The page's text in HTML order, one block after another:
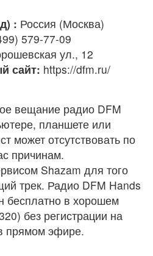
: Россия (Москва)
579-77-09
ул., 12
сайт: https://dfm.ru/
вещание радио DFM
планшете или
может отсутствовать по
причинам.
Shazam для того
трек. Радио DFM Hands
бесплатно в хорошем
без регистрации на
прямом эфире.